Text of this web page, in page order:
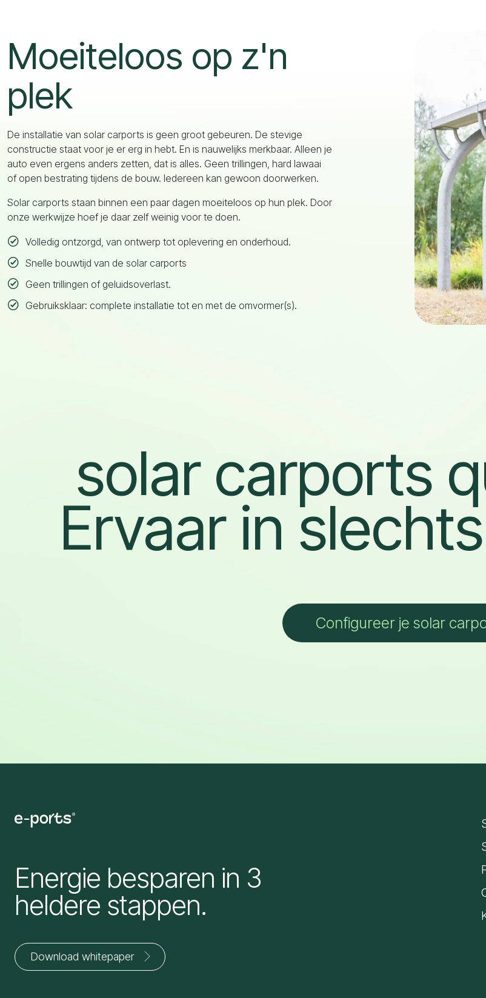
Moeiteloos op z'n
plek
De installatie van solar carports is geen groot gebeuren. De stevige
constructie staat voor je er erg in hebt. En is nauwelijks merkbaar. Alleen je
auto even ergens anders zetten, dat is alles. Geen trillingen, hard lawaai
of open bestrating tijdens de bouw. Iedereen kan gewoon doorwerken.
Solar carports staan binnen een paar dagen moeiteloos op hun plek. Door
onze werkwijze hoef je daar zelf weinig voor te doen.
Volledig ontzorgd, van ontwerp tot oplevering en onderhoud.
Snelle bouwtijd van de solar carports
Geen trillingen of geluidsoverlast.
Gebruiksklaar: complete installatie tot en met de omvormer(s).
solar carports
Ervaar in
Configureer je solar
Energie besparen in 3
heldere stappen.
Download whitepaper